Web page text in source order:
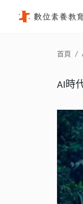
AI時代的媒體素養教育
首頁
AI時